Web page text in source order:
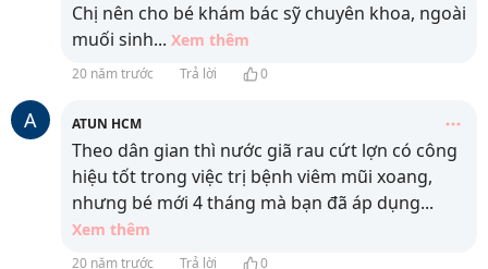
Chị nên cho bé khám bác sỹ chuyên khoa, ngoài
muối sinh... Xem thêm
20 năm trước Trả lời 0
A ATUN HCM
Theo dân gian thì nước giã rau cứt lợn có công
hiệu tốt trong việc trị bệnh viêm mũi xoang,
nhưng bé mới 4 tháng mà bạn đã áp dụng...
Xem thêm
20 năm trước Trả lời 0